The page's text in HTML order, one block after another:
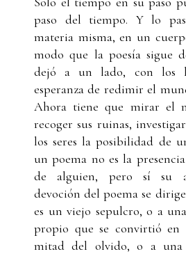
paso del tiempo. Y lo
materia misma, en un
modo que la poesía sigue
dejó a un lado, con los
esperanza de redimir el
Ahora tiene que mirar el
recoger sus ruinas,
los seres la posibilidad de
un poema no es la
de alguien, pero sí su
devoción del poema se
es un viejo sepulcro, o a
propio que se convirtió en
mitad del olvido, o a